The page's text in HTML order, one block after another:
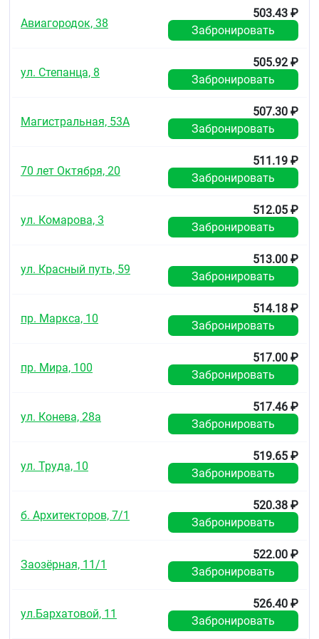
Авиагородок, 38
503.43 ₽
Забронировать
ул. Степанца, 8
505.92 ₽
Забронировать
Магистральная, 53А
507.30 ₽
Забронировать
70 лет Октября, 20
511.19 ₽
Забронировать
ул. Комарова, 3
512.05 ₽
Забронировать
ул. Красный путь, 59
513.00 ₽
Забронировать
пр. Маркса, 10
514.18 ₽
Забронировать
пр. Мира, 100
517.00 ₽
Забронировать
ул. Конева, 28а
517.46 ₽
Забронировать
ул. Труда, 10
519.65 ₽
Забронировать
б. Архитекторов, 7/1
520.38 ₽
Забронировать
Заозёрная, 11/1
522.00 ₽
Забронировать
ул.Бархатовой, 11
526.40 ₽
Забронировать